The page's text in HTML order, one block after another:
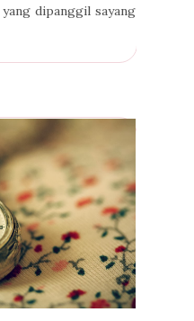
dipanggil sayang